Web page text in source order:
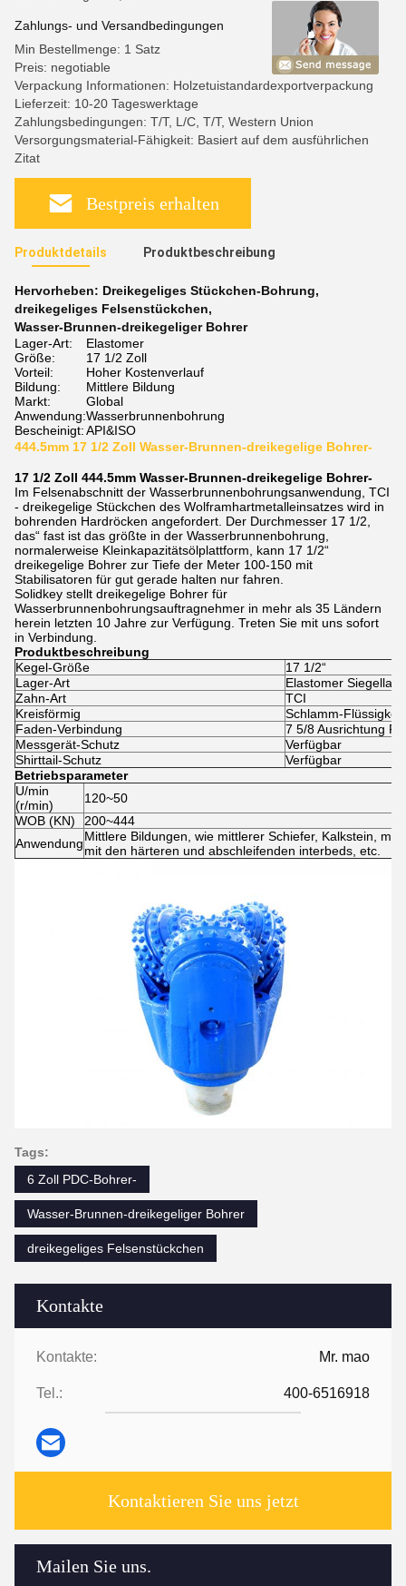
Kontakte
Kontakte: Mr. mao
Tel.: 400-6516918
Kontaktieren Sie uns jetzt
Mailen Sie uns.
Zahlungs- und Versandbedingungen
Min Bestellmenge: 1 Satz
Preis: negotiable
Verpackung Informationen: Holzetuistandardexportverpackung
Lieferzeit: 10-20 Tageswerktage
Zahlungsbedingungen: T/T, L/C, T/T, Western Union
Versorgungsmaterial-Fähigkeit: Basiert auf dem ausführlichen
Zitat
Bestpreis erhalten
Produktdetails Produktbeschreibung
Hervorheben: Dreikegeliges Stückchen-Bohrung,
dreikegeliges Felsenstückchen,
Wasser-Brunnen-dreikegeliger Bohrer
Lager-Art:
Elastomer
Größe:
17 1/2 Zoll
Vorteil:
Hoher Kostenverlauf
Bildung:
Mittlere Bildung
Markt:
Global
Anwendung:Wasserbrunnenbohrung
Bescheinigt:API&ISO
444.5mm 17 1/2 Zoll Wasser-Brunnen-dreikegelige Bohrer-
17 1/2 Zoll 444.5mm Wasser-Brunnen-dreikegelige Bohrer-
Im Felsenabschnitt der Wasserbrunnenbohrungsanwendung, TCI
- dreikegelige Stückchen des Wolframhartmetalleinsatzes wird in
bohrenden Hardröcken angefordert. Der Durchmesser 17 1/2,
das“ fast ist das größte in der Wasserbrunnenbohrung,
normalerweise Kleinkapazitätsölplattform, kann 17 1/2“
dreikegelige Bohrer zur Tiefe der Meter 100-150 mit
Stabilisatoren für gut gerade halten nur fahren.
Solidkey stellt dreikegelige Bohrer für
Wasserbrunnenbohrungsauftragnehmer in mehr als 35 Ländern
herein letzten 10 Jahre zur Verfügung. Treten Sie mit uns sofort
in Verbindung.
Produktbeschreibung
Kegel-Größe
17 1/2“
Lager-Art
Elastomer
Zahn-Art
TCI
Kreisförmig
Schlamm-Flüssigkeit
Faden-Verbindung
7 5/8 Ausrichtung Pin
Messgerät-Schutz
Verfügbar
Shirttail-Schutz
Verfügbar
Betriebsparameter
U/min
(r/min)
120~50
WOB (KN)
200~444
AnwendungMittlere Bildungen, wie mittlerer Schiefer, Kalkstein,
mit den härteren und abschleifenden interbeds, etc.
Tags:
6 Zoll PDC-Bohrer-
Wasser-Brunnen-dreikegeliger Bohrer
dreikegeliges Felsenstückchen